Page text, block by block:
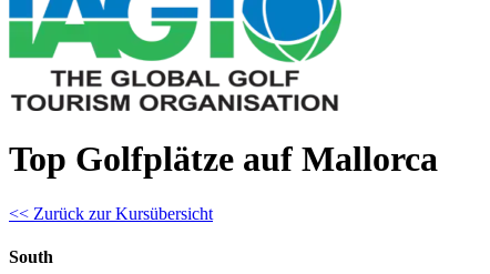
Top Golfplätze auf Mallorca
<< Zurück zur Kursübersicht
South